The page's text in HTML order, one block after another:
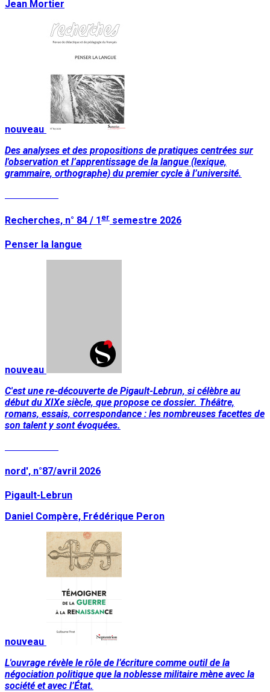
Jean Mortier
nouveau
Des analyses et des propositions de pratiques centrées sur
l'observation et l’apprentissage de la langue (lexique,
grammaire, orthographe) du premier cycle à l’université.
Recherches, n° 84 / 1 er semestre 2026
Penser la langue
nouveau
C'est une re-découverte de Pigault-Lebrun, si célèbre au
début du XIXe siècle, que propose ce dossier. Théâtre,
romans, essais, correspondance : les nombreuses facettes de
son talent y sont évoquées.
nord', n°87/avril 2026
Pigault-Lebrun
Daniel Compère, Frédérique Peron
nouveau
L'ouvrage révèle le rôle de l’écriture comme outil de la
négociation politique que la noblesse militaire mène avec la
société et avec l’État.